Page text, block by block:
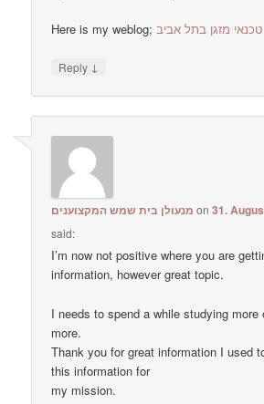
Here is my weblog;טכנאי מזגן בתל אביב
Reply ↓
מנעולן בית שמש המקצוענים on31.
said:
I’m now not positive where you are
information, however great topic.
I needs to spend a while studying more
more.
Thank you for great information I used
this information for
my mission.